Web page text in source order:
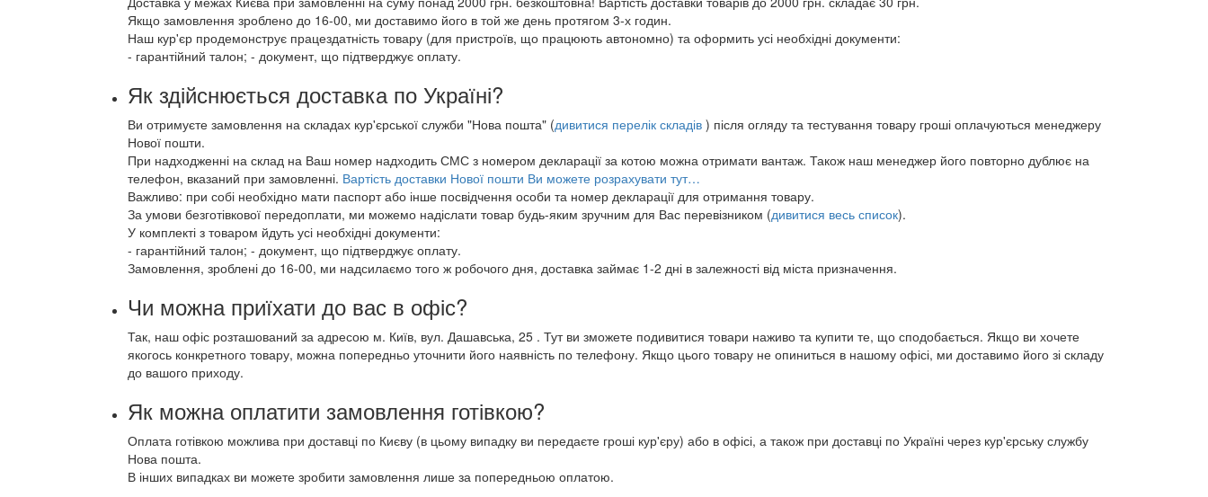
Якщо замовлення зроблено до 16-00, ми доставимо його в той же день протягом 3-х годин.
Наш кур'єр продемонструє працездатність товару (для пристроїв, що працюють автономно) та оформить усі необхідні документи:
- гарантійний талон; - документ, що підтверджує оплату.
Як здійснюється доставка по Україні?
Ви отримуєте замовлення на складах кур'єрської служби "Нова пошта" (дивитися перелік складів ) після огляду та тестування товару гроші оплачуються менеджеру
Нової пошти.
При надходженні на склад на Ваш номер надходить СМС з номером декларації за котою можна отримати вантаж. Також наш менеджер його повторно дублює на
телефон, вказаний при замовленні. Вартість доставки Нової пошти Ви можете розрахувати тут…
Важливо: при собі необхідно мати паспорт або інше посвідчення особи та номер декларації для отримання товару.
За умови безготівкової передоплати, ми можемо надіслати товар будь-яким зручним для Вас перевізником (дивитися весь список).
У комплекті з товаром йдуть усі необхідні документи:
- гарантійний талон; - документ, що підтверджує оплату.
Замовлення, зроблені до 16-00, ми надсилаємо того ж робочого дня, доставка займає 1-2 дні в залежності від міста призначення.
Чи можна приїхати до вас в офіс?
Так, наш офіс розташований за адресою м. Київ, вул. Дашавська, 25 . Тут ви зможете подивитися товари наживо та купити те, що сподобається. Якщо ви хочете
якогось конкретного товару, можна попередньо уточнити його наявність по телефону. Якщо цього товару не опиниться в нашому офісі, ми доставимо його зі складу
до вашого приходу.
Як можна оплатити замовлення готівкою?
Оплата готівкою можлива при доставці по Києву (в цьому випадку ви передаєте гроші кур'єру) або в офісі, а також при доставці по Україні через кур'єрську службу
Нова пошта.
В інших випадках ви можете зробити замовлення лише за попередньою оплатою.